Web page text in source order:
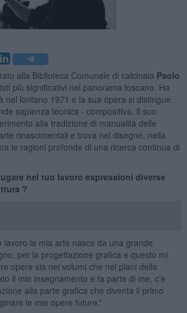
alla Biblioteca Comunale di calcinaia Paolo
più significativi nel panorama toscano. Ha
nel lontano 1971 e la sua opera si distingue
sapienza tecnica - compositiva. Il suo
alla tradizione di manualità delle
rinascimentali e trova nel disegno, nella
le ragioni profonde di una ricerca continua di
nel tuo lavoro espressioni diverse
?
lavoro la mia arte nasce da una grande
per la progettazione grafica e questo mi
opere sia nei volumi che nei piani della
il mio insegnamento e fa parte di me, c’è
alla parte grafica che diventa il primo
le mie opere future.”